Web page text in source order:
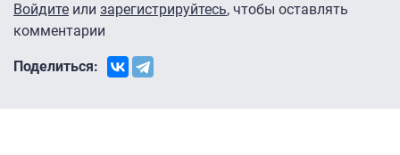
Войдите или зарегистрируйтесь, чтобы оставлять
комментарии
Поделиться: